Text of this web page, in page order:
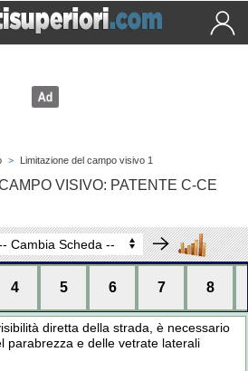
> Limitazione del campo visivo 1
VISIVO: PATENTE C-CE
4 5 6 7 8
diretta della strada, è necessario
parabrezza e delle vetrate laterali